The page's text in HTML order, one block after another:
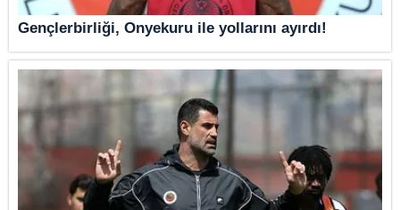
Gençlerbirliği, Onyekuru ile yollarını ayırdı!